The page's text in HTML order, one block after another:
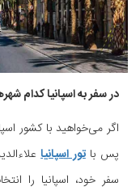
در سفر به اسپانیا کدام
اگر می‌خواهید با کشور
پس باتور اسپانیا
سفر خود، اسپانیا را